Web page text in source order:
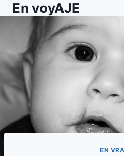
Aller
contenu
En voyAJE
EN